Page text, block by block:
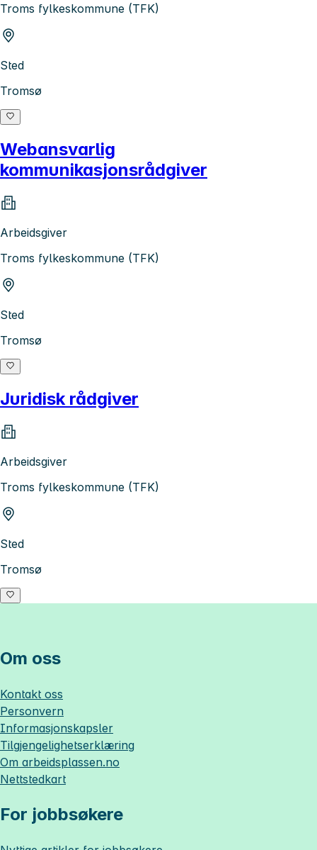
Troms fylkeskommune (TFK)
Sted
Tromsø
Webansvarlig
kommunikasjonsrådgiver
Arbeidsgiver
Troms fylkeskommune (TFK)
Sted
Tromsø
Juridisk rådgiver
Arbeidsgiver
Troms fylkeskommune (TFK)
Sted
Tromsø
Om oss
Kontakt oss
Personvern
Informasjonskapsler
Tilgjengelighetserklæring
Om arbeidsplassen.no
Nettstedkart
For jobbsøkere